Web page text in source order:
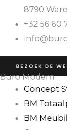
8790
+32 56 60
BEZOEK DE
Buro Modern
Concept
BM
BM